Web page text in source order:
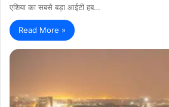
एशिया का सबसे बड़ा आईटी हब…
Read More »